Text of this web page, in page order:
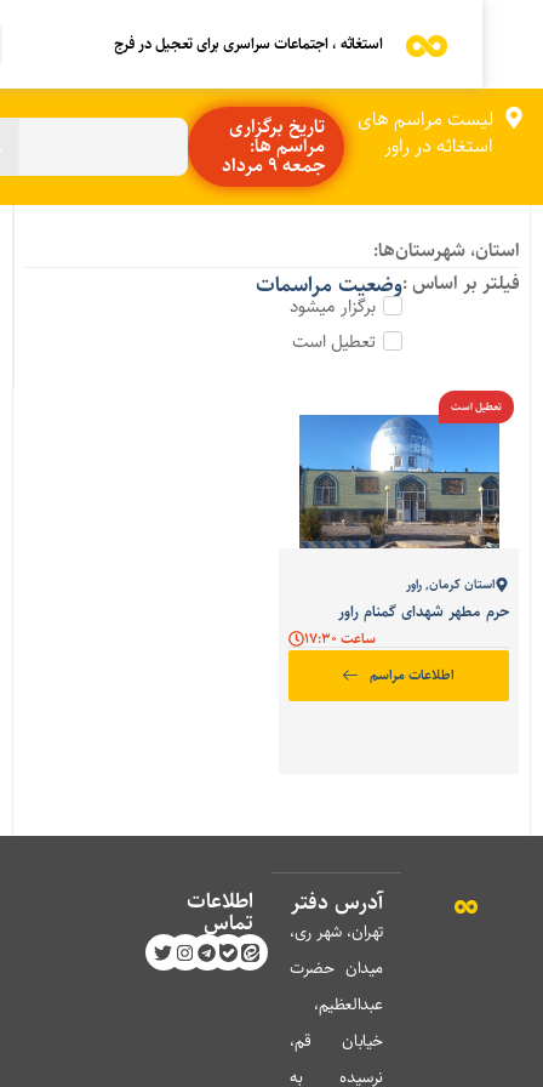
استغاثه ، اجتماعات سراسری برای تعجیل در فرج
لیست مراسم های
استغاثه در راور
تاریخ برگزاری
مراسم ها:
جمعه 9 مرداد
شهرستان‌ها:
بر اساس :وضعیت مراسمات
برگزار میشود
تعطیل است
تعطیل است
استان کرمان,راور
حرم مطهر شهدای گمنام راور
ساعت 17:30
اطلاعات مراسم
آدرس دفتر
تهران، شهر ری،
میدان حضرت
عبدالعظیم،
خیابان قم،
نرسیده به
اطلاعات
تماس